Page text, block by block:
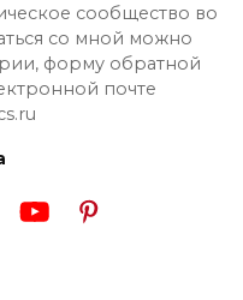
сообщество во
со мной можно
форму обратной
почте